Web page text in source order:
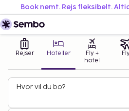
Book nemt. Rejs fleksibelt.
Rejser Hoteller
Fly +
hotel
Hvor vil du bo?